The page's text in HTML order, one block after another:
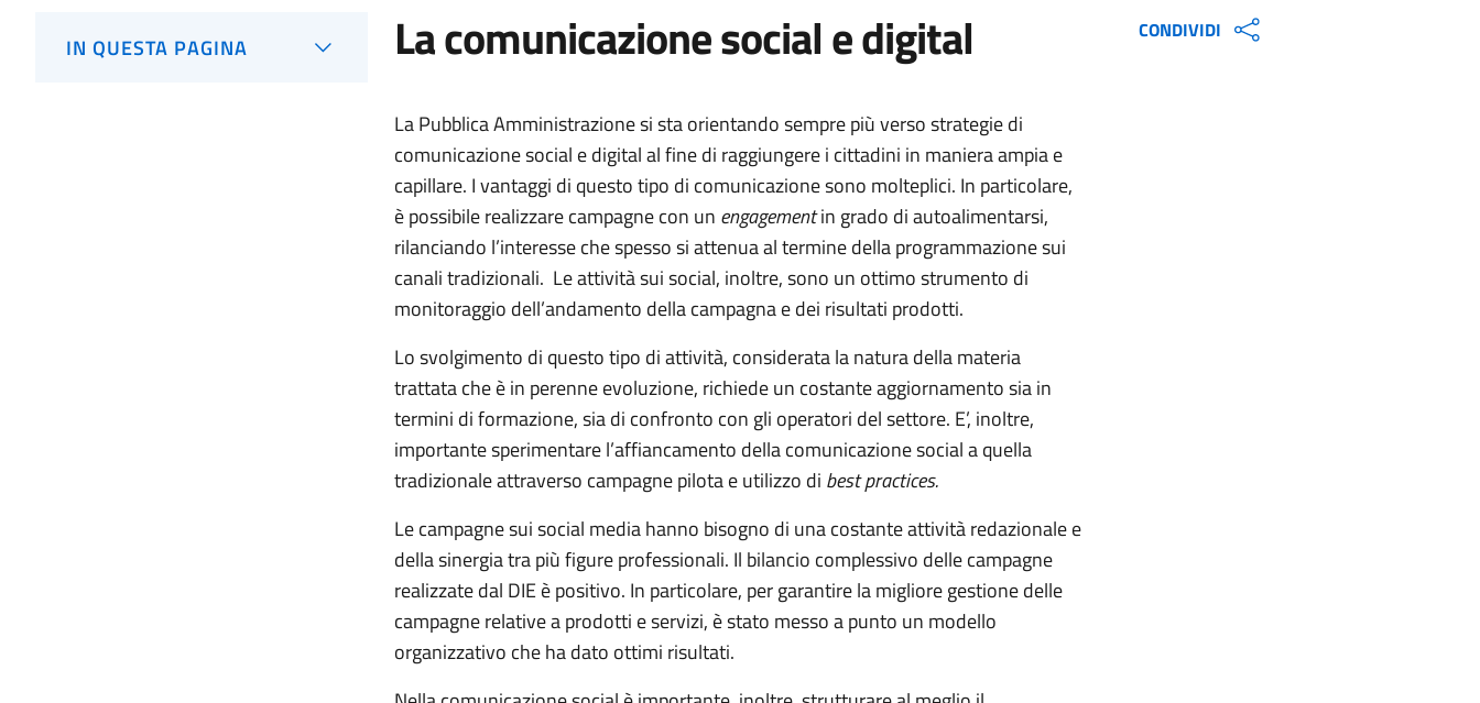
IN QUESTA PAGINA La comunicazione social e digital
La Pubblica Amministrazione si sta orientando sempre più verso strategie di
comunicazione social e digital al fine di raggiungere i cittadini in maniera ampia e
capillare. I vantaggi di questo tipo di comunicazione sono molteplici. In particolare,
è possibile realizzare campagne con un engagementin grado di autoalimentarsi,
rilanciando l’interesse che spesso si attenua al termine della programmazione sui
canali tradizionali. Le attività sui social, inoltre, sono un ottimo strumento di
monitoraggio dell’andamento della campagna e dei risultati prodotti.
Lo svolgimento di questo tipo di attività, considerata la natura della materia
trattata che è in perenne evoluzione, richiede un costante aggiornamento sia in
termini di formazione, sia di confronto con gli operatori del settore. E’, inoltre,
importante sperimentare l’affiancamento della comunicazione social a quella
tradizionale attraverso campagne pilota e utilizzo di best practices.
Le campagne sui social media hanno bisogno di una costante attività redazionale e
della sinergia tra più figure professionali. Il bilancio complessivo delle campagne
realizzate dal DIE è positivo. In particolare, per garantire la migliore gestione delle
campagne relative a prodotti e servizi, è stato messo a punto un modello
organizzativo che ha dato ottimi risultati.
CONDIVIDI